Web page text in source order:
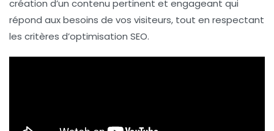
création d’un contenu pertinent et engageant qui
répond aux besoins de vos visiteurs, tout en respectant
les critères d’optimisation SEO.